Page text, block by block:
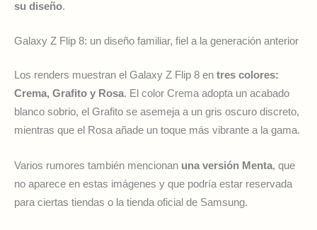
su diseño.
Galaxy Z Flip 8: un diseño familiar, fiel a la generación anterior
Los renders muestran el Galaxy Z Flip 8 en tres colores:
Crema, Grafito y Rosa. El color Crema adopta un acabado
blanco sobrio, el Grafito se asemeja a un gris oscuro discreto,
mientras que el Rosa añade un toque más vibrante a la gama.
Varios rumores también mencionan una versión Menta, que
no aparece en estas imágenes y que podría estar reservada
para ciertas tiendas o la tienda oficial de Samsung.